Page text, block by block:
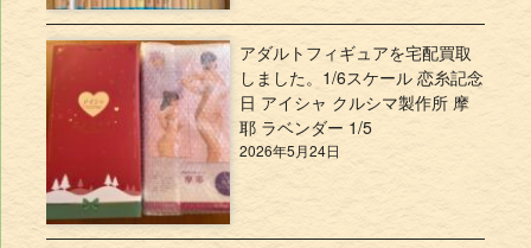
アダルトフィギュアを宅配買取
しました。1/6スケール 恋糸記念
日 アイシャ クルシマ製作所 摩
耶 ラベンダー 1/5
2026年5月24日